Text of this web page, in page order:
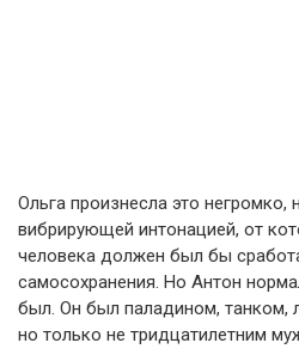
Ольга произнесла это негромко,
вибрирующей интонацией, от
человека должен был бы
самосохранения. Но Антон
был. Он был паладином, танком,
но только не тридцатилетним